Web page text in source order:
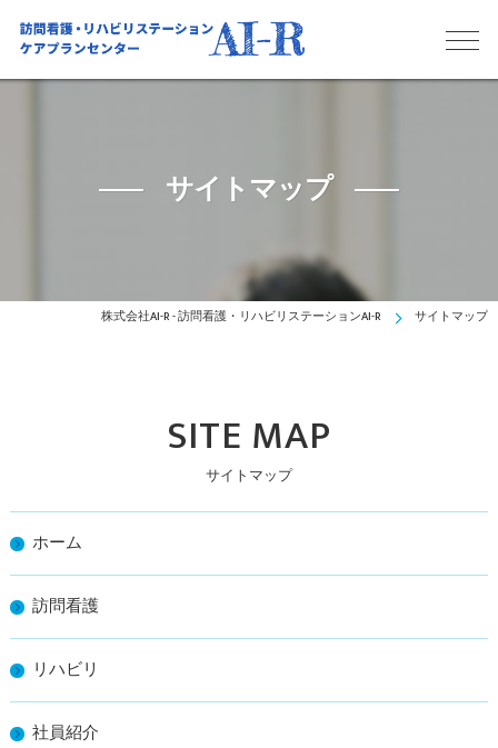
サイトマップ
株式会社AI-R - 訪問看護・リハビリステーションAI-R サイトマップ
サイトマップ
SITE MAP
ホーム
訪問看護
リハビリ
社員紹介